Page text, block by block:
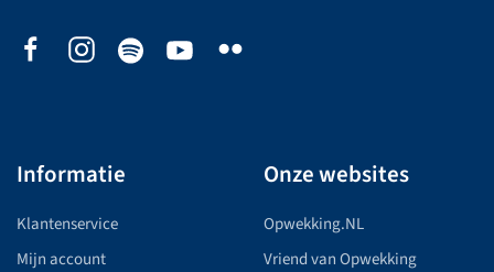
Informatie
Klantenservice
Mijn account
Onze websites
Opwekking.NL
Vriend van Opwekking